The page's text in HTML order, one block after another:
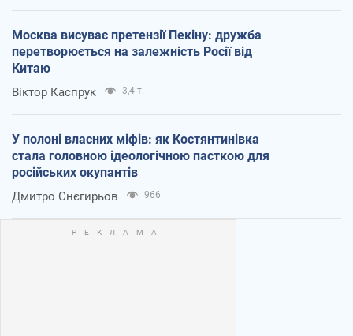
Москва висуває претензії Пекіну: дружба
перетворюється на залежність Росії від
Китаю
Віктор Каспрук 3,4 т.
У полоні власних міфів: як Костянтинівка
стала головною ідеологічною пасткою для
російських окупантів
Дмитро Снєгирьов 966